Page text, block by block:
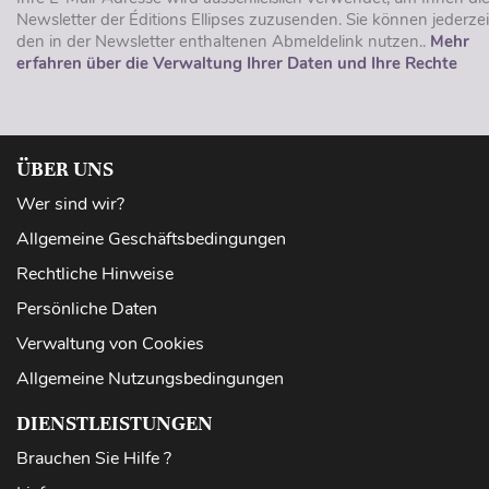
Newsletter der Éditions Ellipses zuzusenden. Sie können
den in der Newsletter enthaltenen Abmeldelink nutzen.. Mehr
erfahren über die Verwaltung Ihrer Daten und Ihre Rechte
ÜBER UNS
Wer sind wir?
Allgemeine Geschäftsbedingungen
Rechtliche Hinweise
Persönliche Daten
Verwaltung von Cookies
Allgemeine Nutzungsbedingungen
DIENSTLEISTUNGEN
Brauchen Sie Hilfe ?